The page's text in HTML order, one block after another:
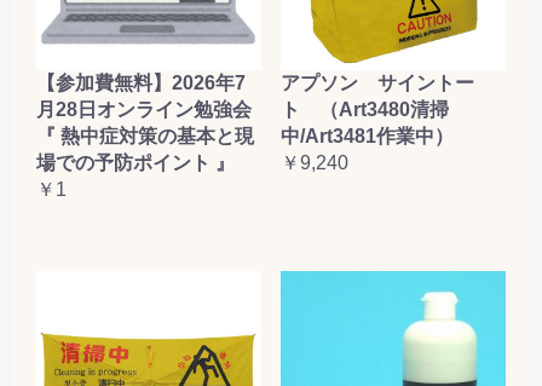
【参加費無料】2026年7
月28日オンライン勉強会
『 熱中症対策の基本と現
場での予防ポイント 』
￥1
アプソン サイントー
ト （Art3480清掃
中/Art3481作業中）
￥9,240